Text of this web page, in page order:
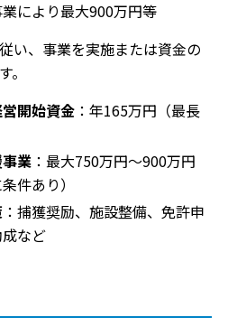
により最大900万円等
い、事業を実施または資金の
。
開始資金 ：年165万円（最長
業 ：最大750万円〜900万円
件あり）
：捕獲奨励、施設整備、免許申
など